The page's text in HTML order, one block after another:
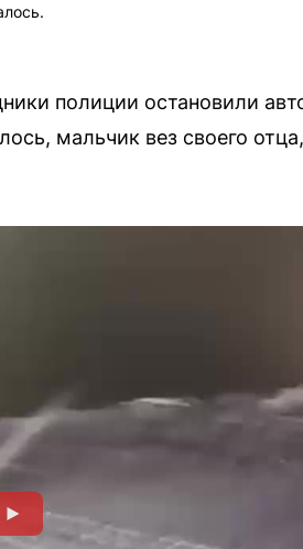
полиции остановили
мальчик вез своего